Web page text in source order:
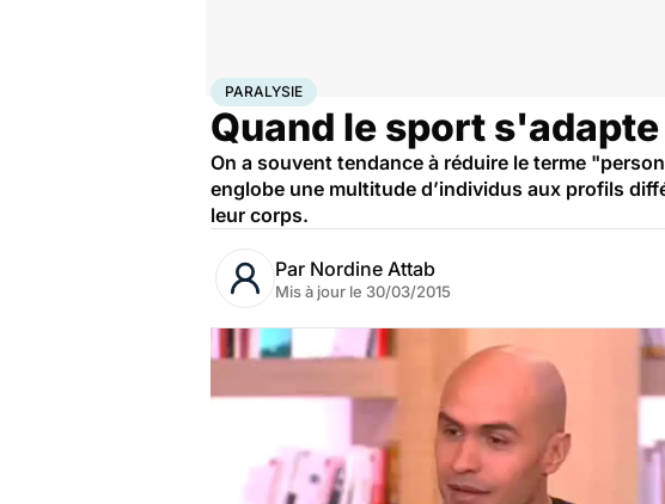
AccueilBien-être
PARALYSIE
Quand le sport s'adapte
On a souvent tendance à réduire le terme
englobe une multitude d’individus aux profils
leur corps.
Par Nordine Attab
Mis à jour le 30/03/2015